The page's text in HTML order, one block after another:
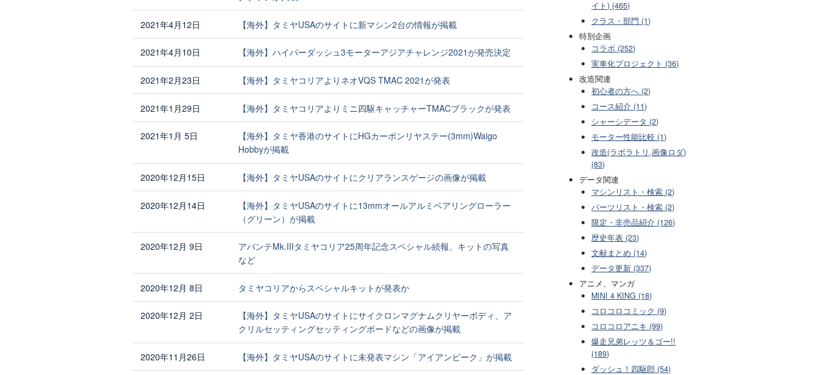
2021年4月12日 【海外】タミヤUSAのサイトに新マシン2台の情報が掲載
2021年4月10日 【海外】ハイパーダッシュ3モーターアジアチャレンジ2021が発売決定
2021年2月23日 【海外】タミヤコリアよりネオVQS TMAC 2021が発表
2021年1月29日 【海外】タミヤコリアよりミニ四駆キャッチャーTMACブラックが発表
2021年1月 5日
【海外】タミヤ香港のサイトにHGカーボンリヤステー(3mm)Waigo
Hobbyが掲載
2020年12月15日 【海外】タミヤUSAのサイトにクリアランスゲージの画像が掲載
2020年12月14日
【海外】タミヤUSAのサイトに13mmオールアルミベアリングローラー
（グリーン）が掲載
2020年12月 9日
アバンテMk.IIIタミヤコリア25周年記念スペシャル続報。キットの写真
など
2020年12月 8日 タミヤコリアからスペシャルキットが発表か
2020年12月 2日
【海外】タミヤUSAのサイトにサイクロンマグナムクリヤーボディ、ア
クリルセッティングセッティングボードなどの画像が掲載
2020年11月26日 【海外】タミヤUSAのサイトに未発表マシン「アイアンビーク」が掲載
イト) (465)
クラス・部門 (1)
特別企画
コラボ (252)
実車化プロジェクト (36)
改造関連
初心者の方へ (2)
コース紹介 (11)
シャーシデータ (2)
モーター性能比較 (1)
改造(ラボラトリ,画像ロダ)
(83)
データ関連
マシンリスト・検索 (2)
パーツリスト・検索 (2)
限定・非売品紹介 (126)
歴史年表 (23)
文献まとめ (14)
データ更新 (337)
アニメ、マンガ
MINI 4 KING (18)
コロコロコミック (9)
コロコロアニキ (99)
爆走兄弟レッツ＆ゴー!!
(189)
ダッシュ！四駆郎 (54)